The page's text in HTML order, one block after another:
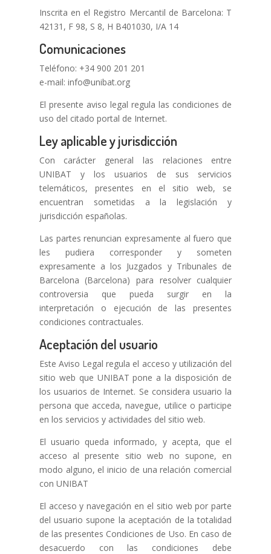
Inscrita en el Registro Mercantil de Barcelona: T
42131, F 98, S 8, H B401030, I/A 14
Comunicaciones
Teléfono: +34 900 201 201
e-mail: info@unibat.org
El presente aviso legal regula las condiciones de
uso del citado portal de Internet.
Ley aplicable y jurisdicción
Con carácter general las relaciones entre
UNIBAT y los usuarios de sus servicios
telemáticos, presentes en el sitio web, se
encuentran sometidas a la legislación y
jurisdicción españolas.
Las partes renuncian expresamente al fuero que
les pudiera corresponder y someten
expresamente a los Juzgados y Tribunales de
Barcelona (Barcelona) para resolver cualquier
controversia que pueda surgir en la
interpretación o ejecución de las presentes
condiciones contractuales.
Aceptación del usuario
Este Aviso Legal regula el acceso y utilización del
sitio web que UNIBAT pone a la disposición de
los usuarios de Internet. Se considera usuario la
persona que acceda, navegue, utilice o participe
en los servicios y actividades del sitio web.
El usuario queda informado, y acepta, que el
acceso al presente sitio web no supone, en
modo alguno, el inicio de una relación comercial
con UNIBAT
El acceso y navegación en el sitio web por parte
del usuario supone la aceptación de la totalidad
de las presentes Condiciones de Uso. En caso de
desacuerdo con las condiciones debe